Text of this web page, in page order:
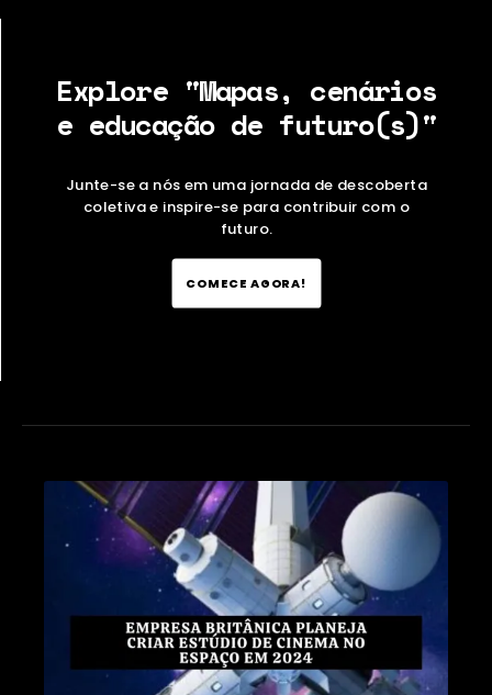
Explore "Mapas, cenários
e educação de futuro(s)"
Junte-se a nós em uma jornada de descoberta
coletiva e inspire-se para contribuir com o
futuro.
COMECE AGORA!